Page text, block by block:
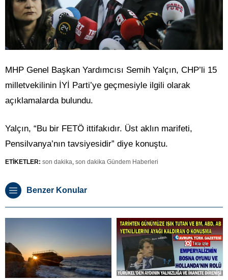
MHP Genel Başkan Yardımcısı Semih Yalçın, CHP’li 15
milletvekilinin İYİ Parti’ye geçmesiyle ilgili olarak
açıklamalarda bulundu.
Yalçın, “Bu bir FETÖ ittifakıdır. Üst aklın marifeti,
Pensilvanya’nın tavsiyesidir” diye konuştu.
ETİKETLER: son dakika, son dakika Gündem Haberleri
Benzer Konular